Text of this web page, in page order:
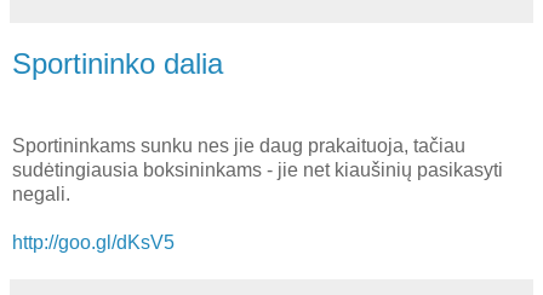
Sportininko dalia
Sportininkams sunku nes jie daug prakaituoja, tačiau
sudėtingiausia boksininkams - jie net kiaušinių pasikasyti
negali.
http://goo.gl/dKsV5